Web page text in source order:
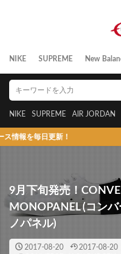
NIKE SUPREME New
NIKE SUPREME AIR JORDAN
日更新！
9月下旬発売！
MONOPANEL (コン
ノパネル)
2017-08-20 2017-08-20